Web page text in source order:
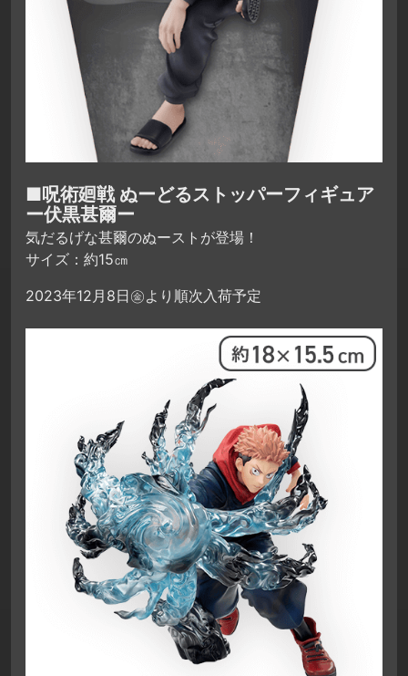
■呪術廻戦 ぬーどるストッパーフィギュア
ー伏黒甚爾ー
気だるげな甚爾のぬーストが登場！
サイズ：約15㎝
2023年12月8日㊎より順次入荷予定